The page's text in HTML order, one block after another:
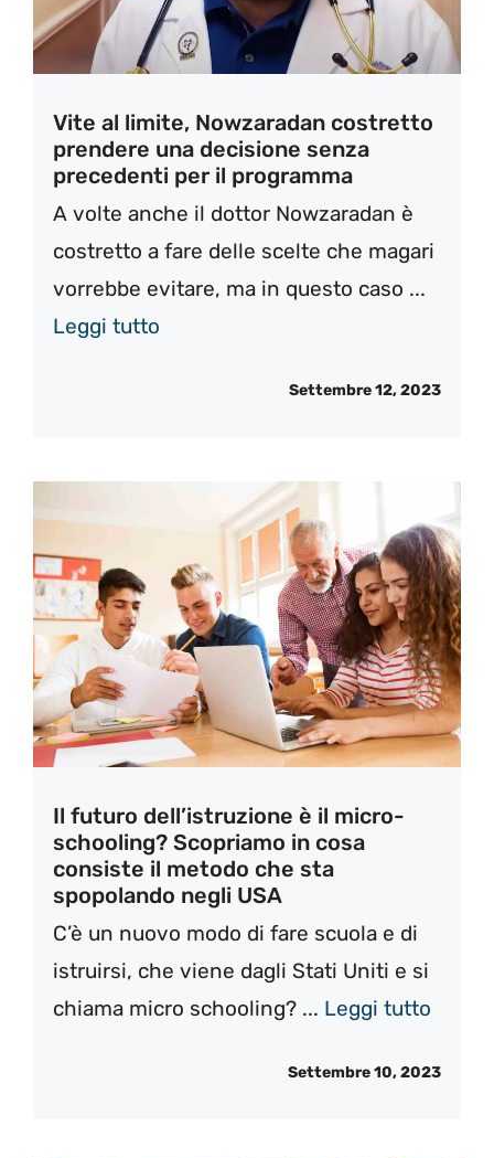
Vite al limite, Nowzaradan costretto
prendere una decisione senza
precedenti per il programma
A volte anche il dottor Nowzaradan è
costretto a fare delle scelte che magari
vorrebbe evitare, ma in questo caso ...
Leggi tutto
Settembre 12, 2023
Il futuro dell’istruzione è il micro-
schooling? Scopriamo in cosa
consiste il metodo che sta
spopolando negli USA
C’è un nuovo modo di fare scuola e di
istruirsi, che viene dagli Stati Uniti e si
chiama micro schooling? ... Leggi tutto
Settembre 10, 2023